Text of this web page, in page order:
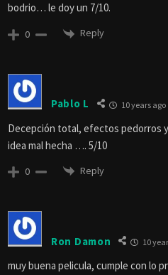
bodrio… le doy un 7/10.
0 Reply
Pablo L 10 years ago
Decepción total, efectos pedorros
idea mal hecha …. 5/10
0 Reply
Ron Damon 10
muy buena pelicula, cumple con